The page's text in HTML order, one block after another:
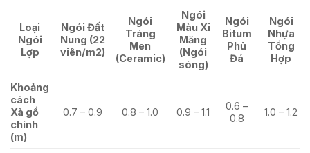
Loại
Ngói
Lợp
Ngói Đất
Nung (22
viên/m2)
Ngói
Tráng
Men
(Ceramic)
Ngói
Màu Xi
Măng
(Ngói
sóng)
Ngói
Bitum
Phủ
Đá
Ngói
Nhựa
Tổng
Hợp
Khoảng
cách
Xà gồ
chính
(m)
0.7 – 0.9 0.8 – 1.0 0.9 – 1.1
0.6 –
0.8
1.0 – 1.2